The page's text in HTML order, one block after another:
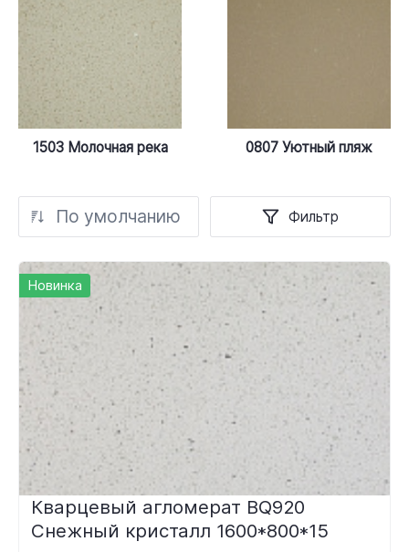
1503 Молочная река 0807 Уютный пляж
По умолчанию Фильтр
Новинка
Кварцевый агломерат BQ920
Снежный кристалл 1600*800*15